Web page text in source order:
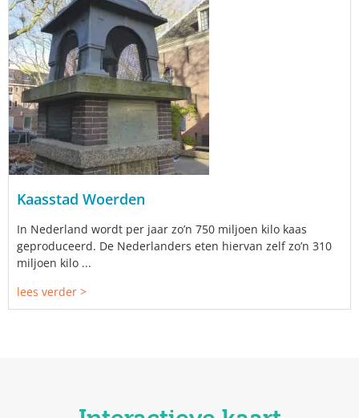
Kaasstad Woerden
In Nederland wordt per jaar zo’n 750 miljoen kilo kaas
geproduceerd. De Nederlanders eten hiervan zelf zo’n 310
miljoen kilo ...
lees verder >